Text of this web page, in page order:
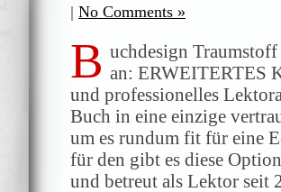
| No Comments »
B uchdesign
an: ERWEITERTES
und professionelles
Buch in eine einzige
um es rundum fit für eine
für den gibt es diese
und betreut als Lektor